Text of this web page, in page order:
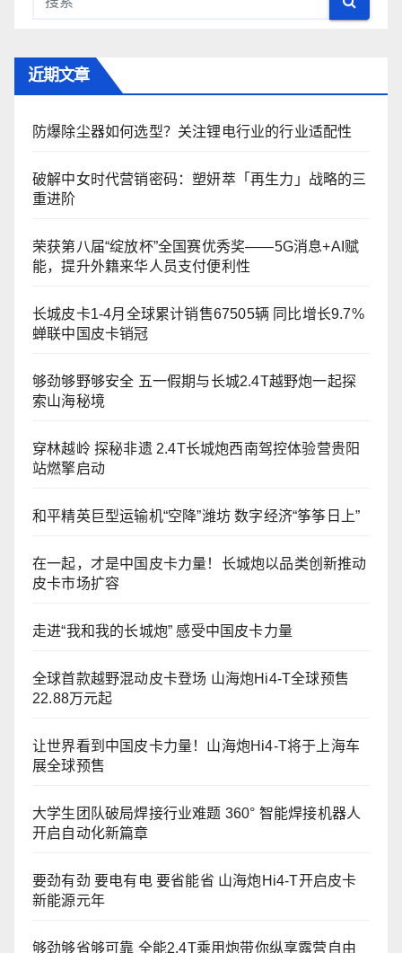
近期文章
防爆除尘器如何选型？关注锂电行业的行业适配性
破解中女时代营销密码：塑妍萃「再生力」战略的三
重进阶
荣获第八届“绽放杯”全国赛优秀奖——5G消息+AI赋
能，提升外籍来华人员支付便利性
长城皮卡1-4月全球累计销售67505辆 同比增长9.7%
蝉联中国皮卡销冠
够劲够野够安全 五一假期与长城2.4T越野炮一起探
索山海秘境
穿林越岭 探秘非遗 2.4T长城炮西南驾控体验营贵阳
站燃擎启动
和平精英巨型运输机“空降”潍坊 数字经济“筝筝日上”
在一起，才是中国皮卡力量！长城炮以品类创新推动
皮卡市场扩容
走进“我和我的长城炮” 感受中国皮卡力量
全球首款越野混动皮卡登场 山海炮Hi4-T全球预售
22.88万元起
让世界看到中国皮卡力量！山海炮Hi4-T将于上海车
展全球预售
大学生团队破局焊接行业难题 360° 智能焊接机器人
开启自动化新篇章
要劲有劲 要电有电 要省能省 山海炮Hi4-T开启皮卡
新能源元年
够劲够省够可靠 全能2.4T乘用炮带你纵享露营自由